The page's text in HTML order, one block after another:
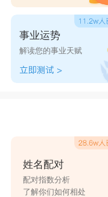
问莺
春槐 含巧
瑶枫
琳筱
婉诗
芙雯 蕾芸
事业运势
解读您的事业天赋
姓名配对
配对指数分析
了解你们如何相处